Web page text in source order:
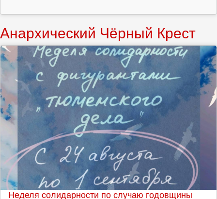
Анархический Чёрный Крест
Неделя солидарности по случаю годовщины